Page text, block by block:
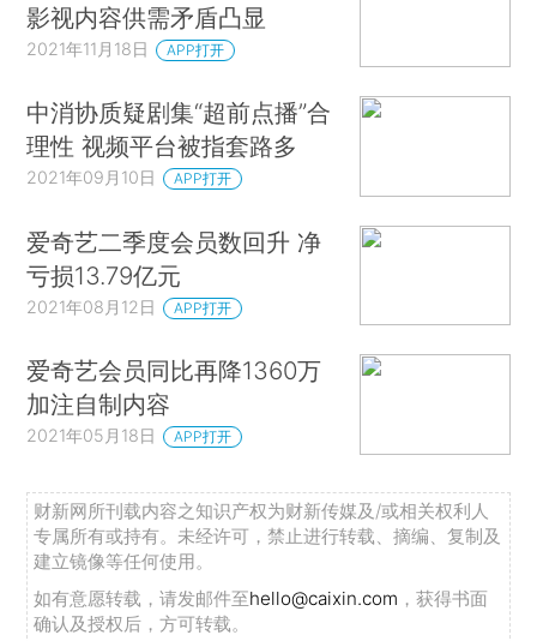
影视内容供需矛盾凸显
2021年11月18日 APP打开
中消协质疑剧集“超前点播”合
理性 视频平台被指套路多
2021年09月10日 APP打开
爱奇艺二季度会员数回升 净
亏损13.79亿元
2021年08月12日 APP打开
爱奇艺会员同比再降1360万
加注自制内容
2021年05月18日 APP打开
财新网所刊载内容之知识产权为财新传媒及/或相关权利人
专属所有或持有。未经许可，禁止进行转载、摘编、复制及
建立镜像等任何使用。
如有意愿转载，请发邮件至hello@caixin.com ，获得书面
确认及授权后，方可转载。